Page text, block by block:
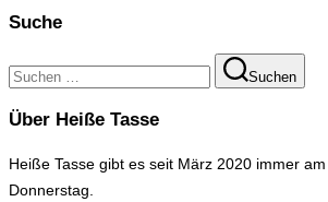
Suche
Suchen
nach:
Suchen
Über Heiße Tasse
Heiße Tasse gibt es seit März 2020 immer
Donnerstag.